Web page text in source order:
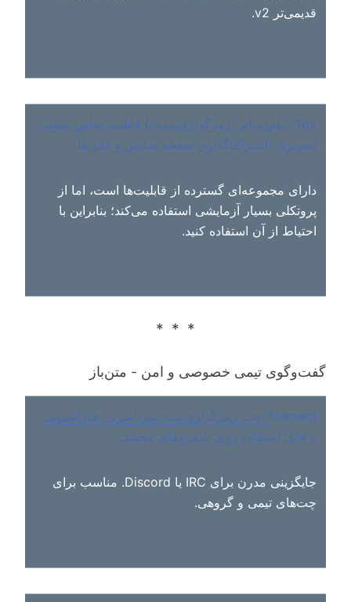
قدیمی‌تر v2.
Tox: پیام‌رسانی رمزگذاری‌شده با قابلیت تماس صوتی،
تصویری، اشتراک‌گذاری صفحه نمایش و فایل‌ها.
دارای مجموعه‌ای گسترده از قابلیت‌ها است، اما از
پروتکلی بسیار آزمایشی استفاده می‌کند؛ بنابراین با
احتیاط از آن استفاده کنید.
گفت‌و‌گوی تیمی خصوصی و امن - متن‌باز
Element: چت رمزگذاری‌شده سرتاسری، فدراسیونی
و قابل استفاده روی پلتفرم‌های مختلف
جایگزینی مدرن برای IRC یا Discord. مناسب برای
چت‌های تیمی و گروهی.